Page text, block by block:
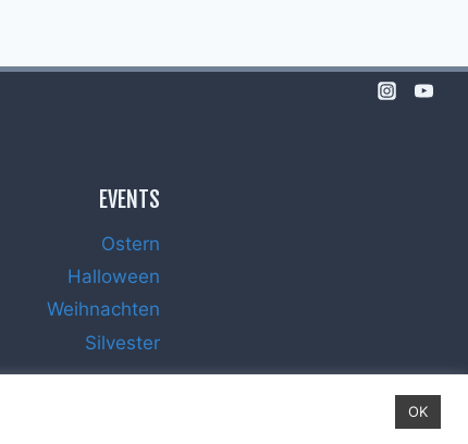
EVENTS
Ostern
Halloween
Weihnachten
Silvester
OK